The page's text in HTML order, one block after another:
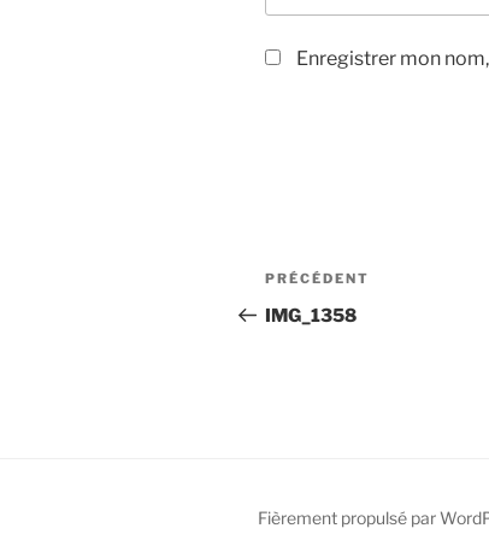
Enregistrer mon
Navigation
de
Article
précédent
PRÉCÉDENT
IMG_1358
Fièrement propulsé par